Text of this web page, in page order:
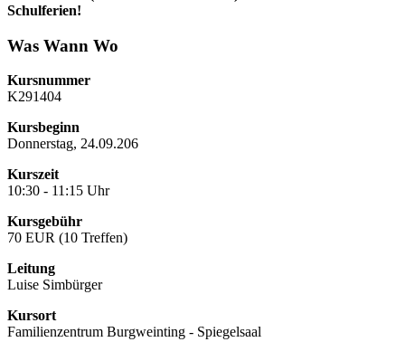
Schulferien!
Was Wann Wo
Kursnummer
K291404
Kursbeginn
Donnerstag, 24.09.206
Kurszeit
10:30 - 11:15 Uhr
Kursgebühr
70 EUR (10 Treffen)
Leitung
Luise Simbürger
Kursort
Familienzentrum Burgweinting - Spiegelsaal